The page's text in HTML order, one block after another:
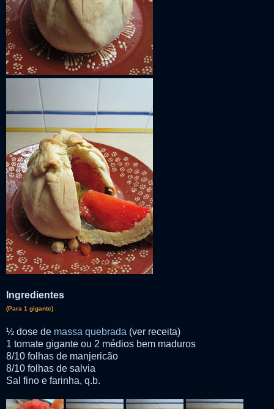
Ingredientes
(Para 1 gigante)
½ dose de massa quebrada (ver receita)
1 tomate gigante ou 2 médios bem maduros
8/10 folhas de manjericão
8/10 folhas de salvia
Sal fino e farinha, q.b.